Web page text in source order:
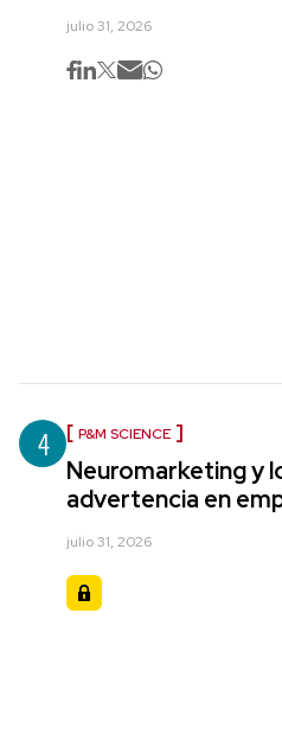
julio 31, 2026
4 P&M SCIENCE
Neuromarketing y
advertencia en
julio 31, 2026